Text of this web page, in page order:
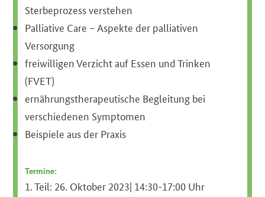
Sterbeprozess verstehen
Palliative Care – Aspekte der palliativen
Versorgung
freiwilligen Verzicht auf Essen und Trinken
(FVET)
ernährungstherapeutische Begleitung bei
verschiedenen Symptomen
Beispiele aus der Praxis
Termine:
1. Teil: 26. Oktober 2023| 14:30-17:00 Uhr